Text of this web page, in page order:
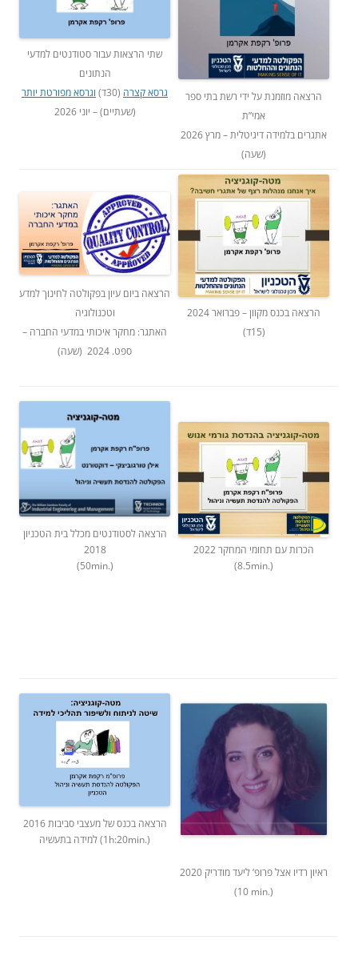
שתי הרצאות עבור סטודנטים למדעי
הנתונים
גרסא קצרה (30ד)
וגרסא מפורטת יותר
(שעתיים) – יוני 2026
הרצאה מוזמנת על ידי רשת בתי ספר
אמי”ת
אתגרים בלמידה דיגיטלית – מרץ 2026
(שעה)
הרצאה ביום עיון בפקולטה לחינוך למדע
וטכנולוגיה
האתגר: מחקר איכותי במדעי החברה –
ספט. 2024 (שעה)
הרצאה בכנס מקוון – פברואר 2024
(15ד)
הרצאה לסטודנטים מכלל בית הטכניון
2018
(50min.)
הכרות עם תחומי המחקר 2022
(8.5min.)
2016 הרצאה בכנס של מעצבי סביבות
למידה בתעשיה (1h:20min.)
ראיון רדיו אצל פרופ’ ליעד מודריק 2020
(10 min.)